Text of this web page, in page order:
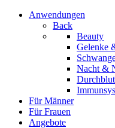
Anwendungen
Back
Beauty
Gelenke
Nacht &
Für Männer
Für Frauen
Angebote